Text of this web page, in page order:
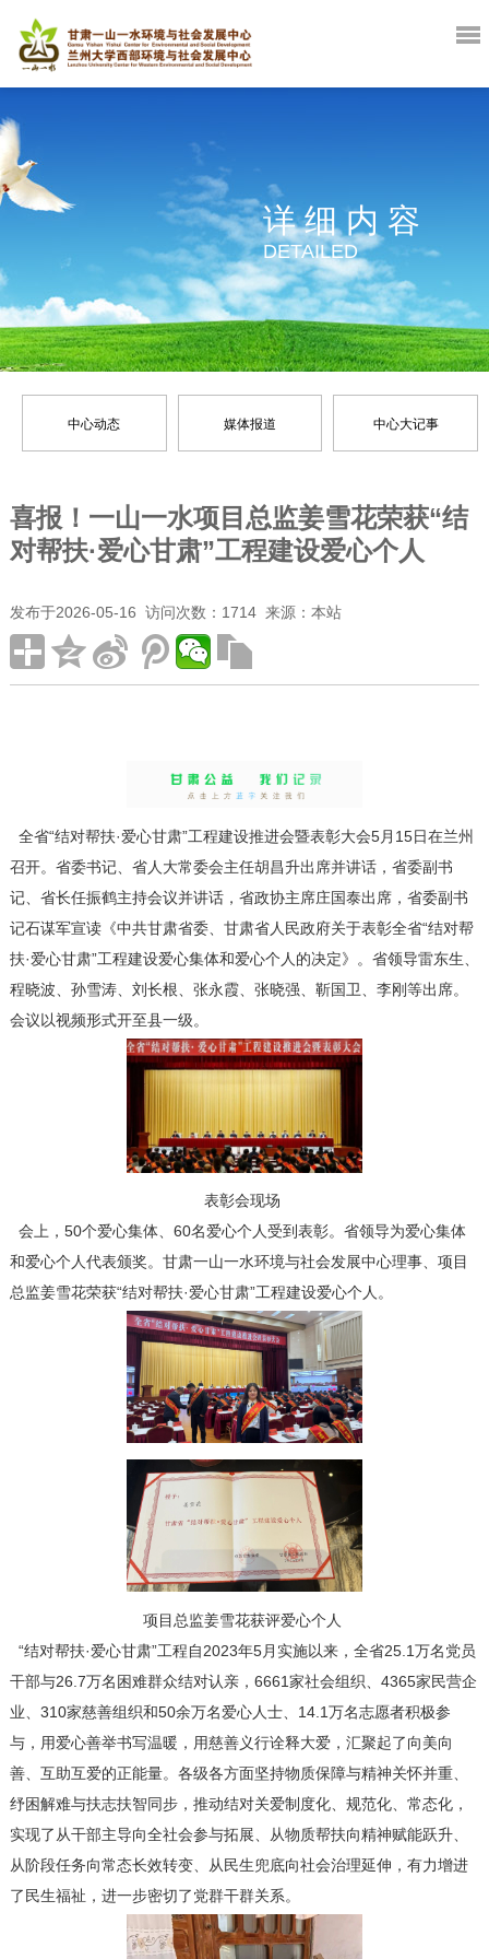
详细内容
DETAILED
中心动态 媒体报道 中心大记事
喜报！一山一水项目总监姜雪花荣获“结
对帮扶·爱心甘肃”工程建设爱心个人
发布于2026-05-16 访问次数：1714 来源：本站
全省“结对帮扶·爱心甘肃”工程建设推进会暨表彰大会5月15日在兰州
召开。省委书记、省人大常委会主任胡昌升出席并讲话，省委副书
记、省长任振鹤主持会议并讲话，省政协主席庄国泰出席，省委副书
记石谋军宣读《中共甘肃省委、甘肃省人民政府关于表彰全省“结对帮
扶·爱心甘肃”工程建设爱心集体和爱心个人的决定》。省领导雷东生、
程晓波、孙雪涛、刘长根、张永霞、张晓强、靳国卫、李刚等出席。
会议以视频形式开至县一级。
表彰会现场
会上，50个爱心集体、60名爱心个人受到表彰。省领导为爱心集体
和爱心个人代表颁奖。甘肃一山一水环境与社会发展中心理事、项目
总监姜雪花荣获“结对帮扶·爱心甘肃”工程建设爱心个人。
项目总监姜雪花获评爱心个人
“结对帮扶·爱心甘肃”工程自2023年5月实施以来，全省25.1万名党员
干部与26.7万名困难群众结对认亲，6661家社会组织、4365家民营企
业、310家慈善组织和50余万名爱心人士、14.1万名志愿者积极参
与，用爱心善举书写温暖，用慈善义行诠释大爱，汇聚起了向美向
善、互助互爱的正能量。各级各方面坚持物质保障与精神关怀并重、
纾困解难与扶志扶智同步，推动结对关爱制度化、规范化、常态化，
实现了从干部主导向全社会参与拓展、从物质帮扶向精神赋能跃升、
从阶段任务向常态长效转变、从民生兜底向社会治理延伸，有力增进
了民生福祉，进一步密切了党群干群关系。